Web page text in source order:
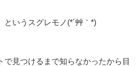
というスグレモノ(*´艸｀*)
で見つけるまで知らなかったから目